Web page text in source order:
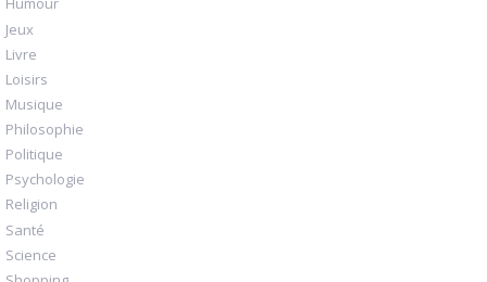
Jeux
Livre
Loisirs
Musique
Philosophie
Politique
Psychologie
Religion
Santé
Science